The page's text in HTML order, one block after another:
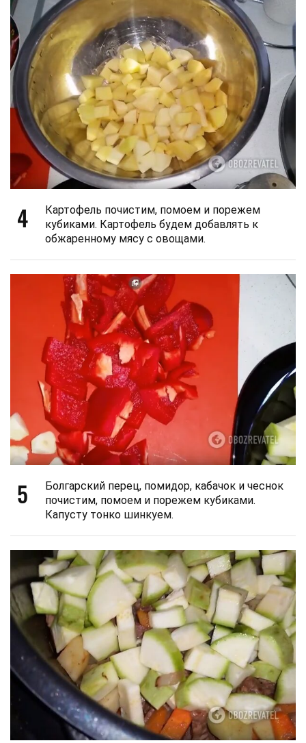
4
Картофель почистим, помоем и порежем
кубиками. Картофель будем добавлять к
обжаренному мясу с овощами.
5
Болгарский перец, помидор, кабачок и чеснок
почистим, помоем и порежем кубиками.
Капусту тонко шинкуем.